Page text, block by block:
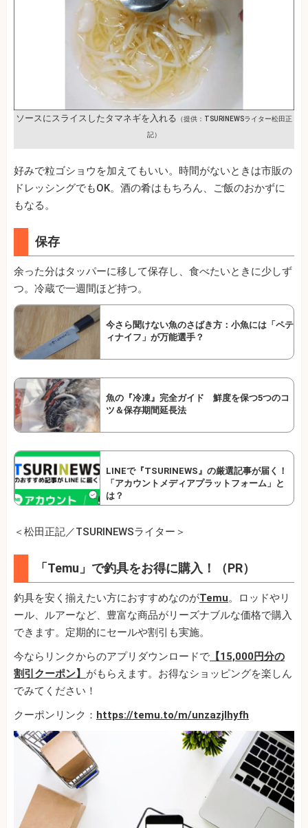
ソースにスライスしたタマネギを入れる （提供：TSURINEWSライター松田正
記）
好みで粒ゴショウを加えてもいい。時間がないときは市販の
ドレッシングでもOK。酒の肴はもちろん、ご飯のおかずに
もなる。
保存
余った分はタッパーに移して保存し、食べたいときに少しず
つ。冷蔵で一週間ほど持つ。
今さら聞けない魚のさばき方：小魚には「ペテ
ィナイフ」が万能選手？
魚の『冷凍』完全ガイド 鮮度を保つ5つのコ
ツ＆保存期間延長法
LINEで『TSURINEWS』の厳選記事が届く！
「アカウントメディアプラットフォーム」と
は？
＜松田正記／TSURINEWSライター＞
「Temu」で釣具をお得に購入！（PR）
釣具を安く揃えたい方におすすめなのがTemu。ロッドやリ
ール、ルアーなど、豊富な商品がリーズナブルな価格で購入
できます。定期的にセールや割引も実施。
今ならリンクからのアプリダウンロードで 【15,000円分の
割引クーポン】 がもらえます。お得なショッピングを楽しん
でみてください！
クーポンリンク： https://temu.to/m/unzazjlhyfh